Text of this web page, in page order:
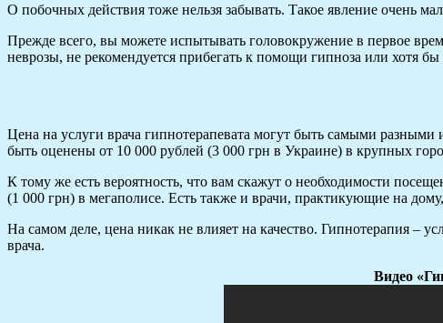
О побочных действия тоже нельзя забывать. Такое явление очень
Прежде всего, вы можете испытывать головокружение в первое
неврозы, не рекомендуется прибегать к помощи гипноза или хотя
Цена на услуги врача гипнотерапевата могут быть самыми
быть оценены от 10 000 рублей (3 000 грн в Украине) в крупных
К тому же есть вероятность, что вам скажут о необходимости
(1 000 грн) в мегаполисе. Есть также и врачи, практикующие на
На самом деле, цена никак не влияет на качество. Гипнотерапия –
врача.
Видео